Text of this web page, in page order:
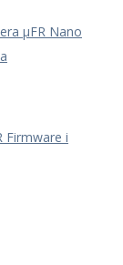
μFR Nano
Firmware i